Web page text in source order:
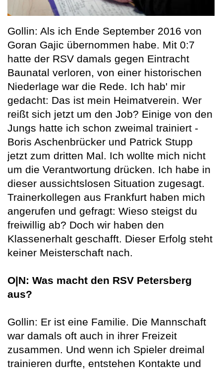
Gollin: Als ich Ende September 2016 von
Goran Gajic übernommen habe. Mit 0:7
hatte der RSV damals gegen Eintracht
Baunatal verloren, von einer historischen
Niederlage war die Rede. Ich hab' mir
gedacht: Das ist mein Heimatverein. Wer
reißt sich jetzt um den Job? Einige von den
Jungs hatte ich schon zweimal trainiert -
Boris Aschenbrücker und Patrick Stupp
jetzt zum dritten Mal. Ich wollte mich nicht
um die Verantwortung drücken. Ich habe in
dieser aussichtslosen Situation zugesagt.
Trainerkollegen aus Frankfurt haben mich
angerufen und gefragt: Wieso steigst du
freiwillig ab? Doch wir haben den
Klassenerhalt geschafft. Dieser Erfolg steht
keiner Meisterschaft nach.
O|N: Was macht den RSV Petersberg
aus?
Gollin: Er ist eine Familie. Die Mannschaft
war damals oft auch in ihrer Freizeit
zusammen. Und wenn ich Spieler dreimal
trainieren durfte, entstehen Kontakte und